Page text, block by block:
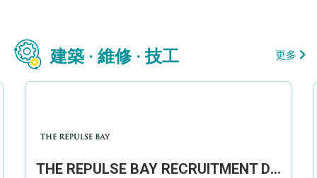
建築 · 維修 · 技工 更多
THE REPULSE BAY RECRUITMENT DAY 淺水灣影灣園人才招聘會